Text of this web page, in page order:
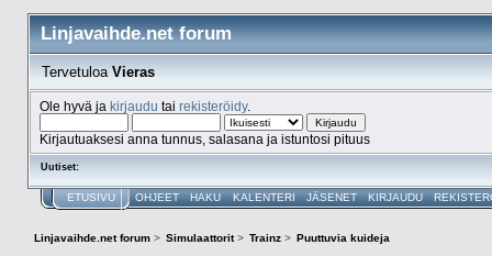
Linjavaihde.net forum
TervetuloaVieras
Ole hyvä ja kirjaudu tai rekisteröidy.
Kirjautuaksesi anna tunnus, salasana ja istuntosi pituus
Uutiset:
ETUSIVU OHJEET HAKU KALENTERI JÄSENET KIRJAUDU
Linjavaihde.net forum> Simulaattorit> Trainz > Puuttuvia kuideja